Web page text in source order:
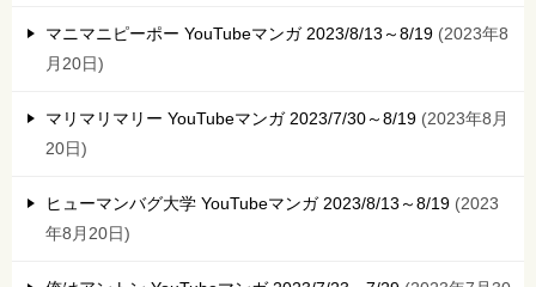
マニマニピーポー YouTubeマンガ 2023/8/13～8/19 2023年8
月20日
マリマリマリー YouTubeマンガ 2023/7/30～8/19 2023年8月
20日
ヒューマンバグ大学 YouTubeマンガ 2023/8/13～8/19 2023
年8月20日